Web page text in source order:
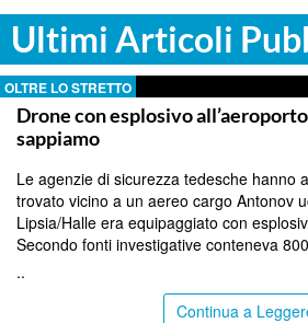
Ultimi Articoli
OLTRE LO STRETTO
Drone con esplosivo
sappiamo
Le agenzie di sicurezza tedesche hanno
trovato vicino a un aereo cargo Antonov
Lipsia/Halle era equipaggiato con
Secondo fonti investigative conteneva
..
Continua a